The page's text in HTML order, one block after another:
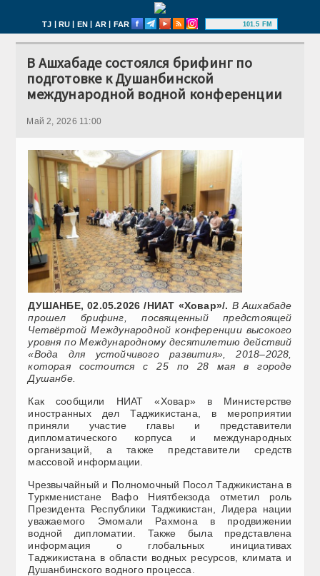
TJ | RU | EN | AR | FAR 101.5 FM
В Ашхабаде состоялся брифинг по
подготовке к Душанбинской
международной водной конференции
Май 2, 2026 11:00
ДУШАНБЕ, 02.05.2026 /НИАТ «Ховар»/. В Ашхабаде
прошел брифинг, посвященный предстоящей
Четвёртой Международной конференции высокого
уровня по Международному десятилетию действий
«Вода для устойчивого развития», 2018–2028,
которая состоится с 25 по 28 мая в городе
Душанбе.
Как сообщили НИАТ «Ховар» в Министерстве
иностранных дел Таджикистана, в мероприятии
приняли участие главы и представители
дипломатического корпуса и международных
организаций, а также представители средств
массовой информации.
Чрезвычайный и Полномочный Посол Таджикистана в
Туркменистане Вафо Ниятбекзода отметил роль
Президента Республики Таджикистан, Лидера нации
уважаемого Эмомали Рахмона в продвижении
водной дипломатии. Также была представлена
информация о глобальных инициативах
Таджикистана в области водных ресурсов, климата и
Душанбинского водного процесса.